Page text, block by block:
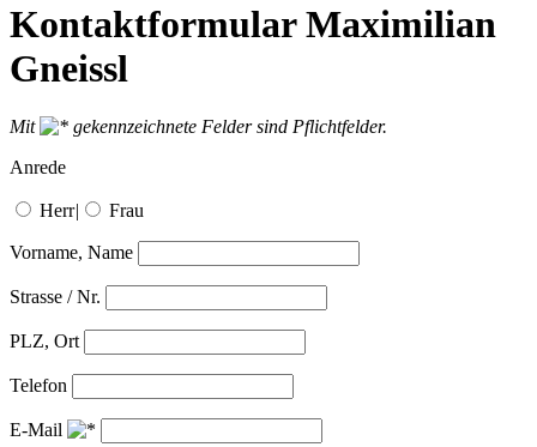
Kontaktformular Maximilian
Gneissl
Mit
gekennzeichnete Felder sind Pflichtfelder.
Anrede
Herr| Frau
Vorname, Name
Strasse / Nr.
PLZ, Ort
Telefon
E-Mail